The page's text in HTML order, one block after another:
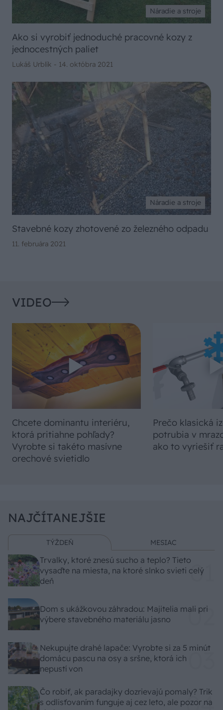
Náradie a stroje
Ako si vyrobiť jednoduché pracovné kozy z
jednocestných paliet
Lukáš Urblík - 14. októbra 2021
Náradie a stroje
Stavebné kozy zhotovené zo železného odpadu
11. februára 2021
VIDEO
Chcete dominantu interiéru,
ktorá pritiahne pohľady?
Vyrobte si takéto masívne
orechové svietidlo
Prečo klasická
potrubia v
ako to vyriešiť
NAJČÍTANEJŠIE
TÝŽDEŇ MESIAC
Trvalky, ktoré znesú sucho a teplo? Tieto
vysaďte na miesta, na ktoré slnko svieti celý
deň
Dom s ukážkovou záhradou: Majitelia mali pri
výbere stavebného materiálu jasno
Nekupujte drahé lapače: Vyrobte si za 5 minút
domácu pascu na osy a sršne, ktorá ich
nepustí von
Čo robiť, ak paradajky dozrievajú pomaly? Trik
s odlisťovaním funguje aj cez leto, ale pozor na